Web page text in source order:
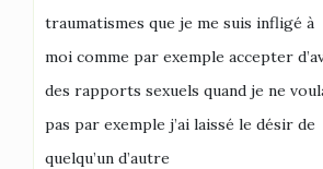
traumatismes que je me suis infligé à
moi comme par exemple accepter
des rapports sexuels quand je ne
pas par exemple j’ai laissé le désir de
quelqu’un d’autre